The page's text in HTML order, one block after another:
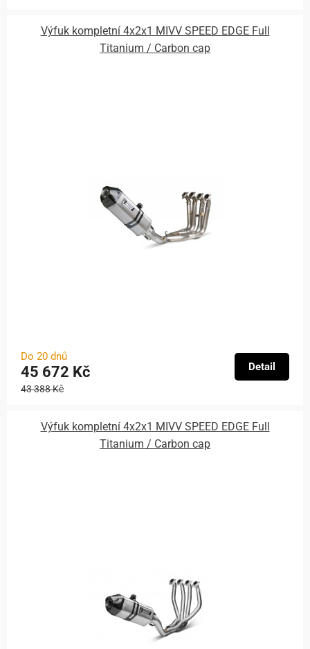
Výfuk kompletní 4x2x1 MIVV SPEED EDGE Full
Titanium / Carbon cap
Do 20 dnů
45 672 Kč
43 388 Kč
Detail
Výfuk kompletní 4x2x1 MIVV SPEED EDGE Full
Titanium / Carbon cap